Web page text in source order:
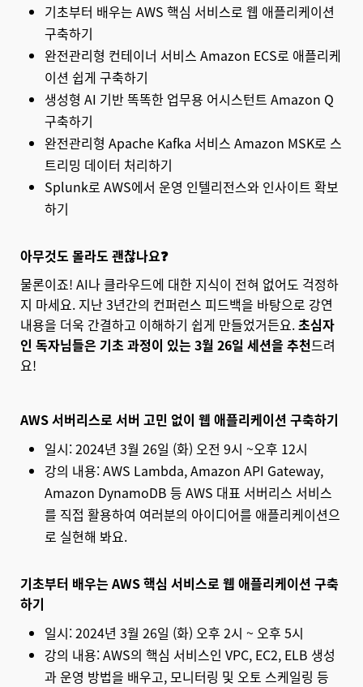
기초부터 배우는 AWS 핵심 서비스로 웹 애플리케이션
구축하기
완전관리형 컨테이너 서비스 Amazon ECS로 애플리케
이션 쉽게 구축하기
생성형 AI 기반 똑똑한 업무용 어시스턴트 Amazon Q
구축하기
완전관리형 Apache Kafka 서비스 Amazon MSK로 스
트리밍 데이터 처리하기
Splunk로 AWS에서 운영 인텔리전스와 인사이트 확보
하기
아무것도 몰라도 괜찮나요❓
물론이죠! AI나 클라우드에 대한 지식이 전혀 없어도 걱정하
지 마세요. 지난 3년간의 컨퍼런스 피드백을 바탕으로 강연
내용을 더욱 간결하고 이해하기 쉽게 만들었거든요.초심자
인 독자님들은 기초 과정이 있는 3월 26일 세션을 추천드려
요!
AWS 서버리스로 서버 고민 없이 웹 애플리케이션 구축하기
일시: 2024년 3월 26일 (화) 오전 9시 ~오후 12시
강의 내용: AWS Lambda, Amazon API Gateway,
Amazon DynamoDB 등 AWS 대표 서버리스 서비스
를 직접 활용하여 여러분의 아이디어를 애플리케이션으
로 실현해 봐요.
기초부터 배우는 AWS 핵심 서비스로 웹 애플리케이션 구축
하기
일시: 2024년 3월 26일 (화) 오후 2시 ~ 오후 5시
강의 내용: AWS의 핵심 서비스인 VPC, EC2, ELB 생성
과 운영 방법을 배우고, 모니터링 및 오토 스케일링 등